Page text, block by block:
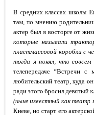
В средних классах школы
там, по мнению
актер был в восторге от
которые называли
пластмассовой коробки с
тогда я понял, что совсем
телепередаче “Встречи с
любительский театр, куда
ради этого бросил девятый
(ныне известный как театр
Киеве, но старт его